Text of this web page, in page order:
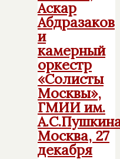
Аскар
Абдразаков
и
камерный
оркестр
«Солисты
Москвы»,
ГМИИ им.
Москва, 27
декабря